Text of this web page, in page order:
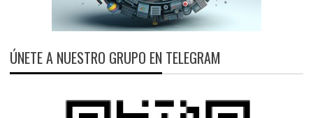
ÚNETE A NUESTRO GRUPO EN TELEGRAM